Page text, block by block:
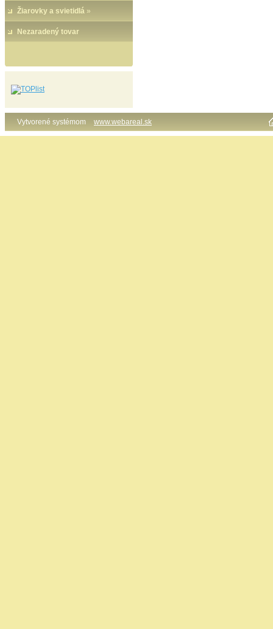
Žiarovky a svietidlá »
Nezaradený tovar
Vytvorené systémom www.webareal.sk